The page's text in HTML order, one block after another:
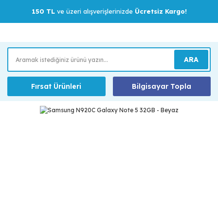
150 TLve üzeri alışverişlerinizde Ücretsiz Kargo!
ARA
Fırsat Ürünleri Bilgisayar Topla